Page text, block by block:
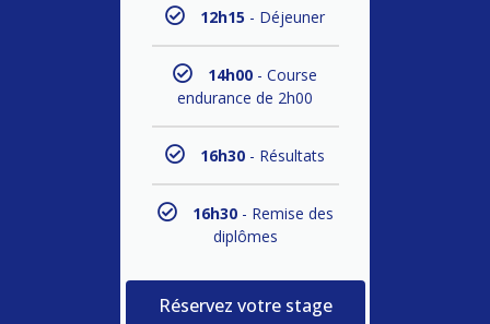
12h15 - Déjeuner
14h00 - Course
endurance de 2h00
16h30 - Résultats
16h30- Remise des
diplômes
Réservez votre stage